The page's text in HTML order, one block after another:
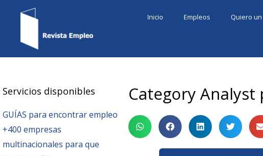
Inicio Empleos Quiero
Servicios disponibles
GUÍAS para encontrar empleo
+400 empresas
multinacionales para que
Category